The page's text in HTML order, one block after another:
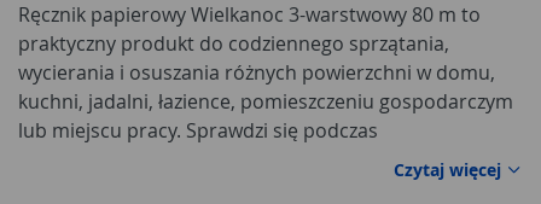
Ręcznik papierowy Wielkanoc 3-warstwowy 80 m to
praktyczny produkt do codziennego sprzątania,
wycierania i osuszania różnych powierzchni w domu,
kuchni, jadalni, łazience, pomieszczeniu gospodarczym
lub miejscu pracy. Sprawdzi się podczas
przygotowywania posiłków, świątecznych porządków,
wycierania blatów, stołów, zlewów, naczyń, drobnych
Czytaj więcej